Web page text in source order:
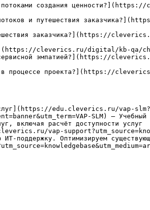
с потоками создания
потоков и путешествия
заказчика?](https://
cleverics.ru/digital/kb-
сервисной эмпатией?](https://
в процессе проекта?](https://
edu.cleverics.ru/vap-slm?
SLM) —
включая расчёт доступности услуг
vap-
поддержку. Оптимизируем